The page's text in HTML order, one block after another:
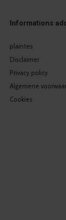
Informations
plaintes
Disclaimer
Privacy policy
Algemene
Cookies